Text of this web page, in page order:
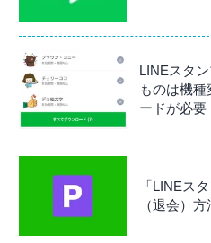
LINEスタ
ものは機
ードが必要
「LINEス
（退会）